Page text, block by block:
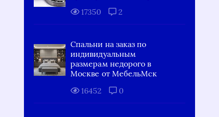
17350
2
Спальни на заказ по
индивидуальным
размерам недорого в
Москве от МебельМск
16452
0